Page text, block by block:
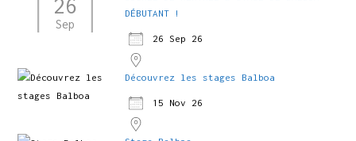
26
Sep
DÉBUTANT !
26 Sep 26
Découvrez les stages Balboa
15 Nov 26